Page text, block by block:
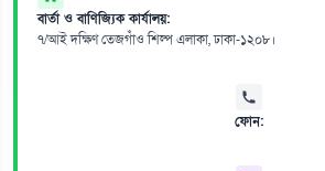
বার্তা ও বাণিজ্যিক কার্যালয়:
৭/আই দক্ষিণ তেজগাঁও শিল্প এলাকা, ঢাকা-১২০৮।
ফোন: